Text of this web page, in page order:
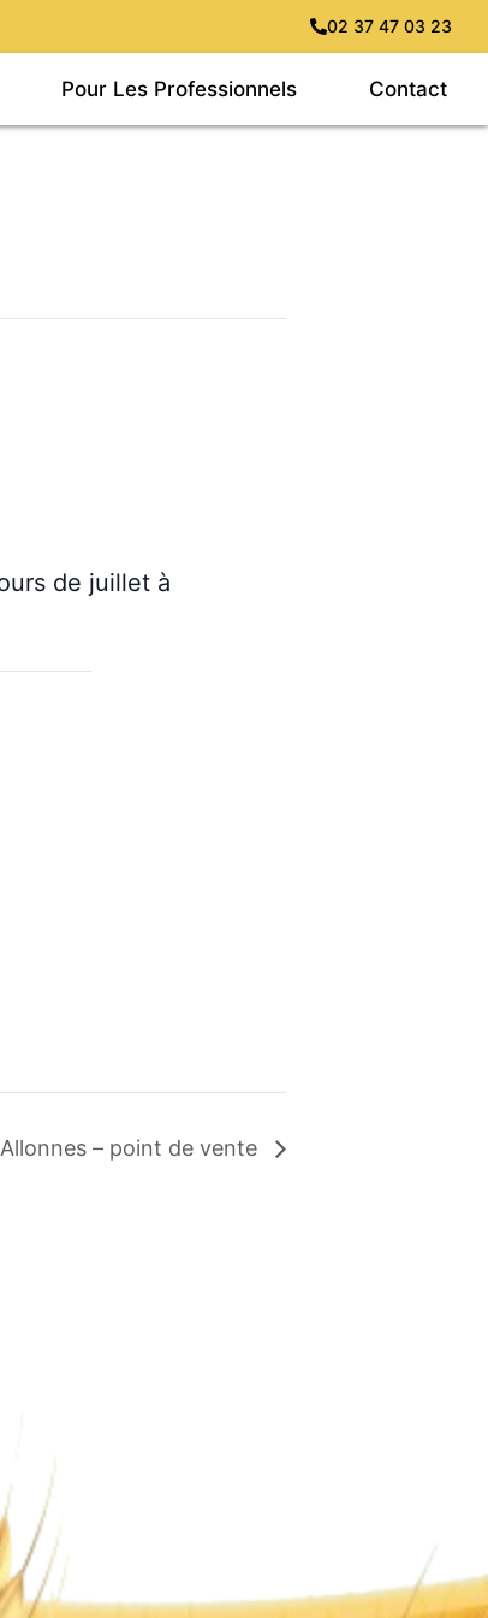
02 37 47 03 23
Pour Les Professionnels Contact
de juillet à
Allonnes – point de vente